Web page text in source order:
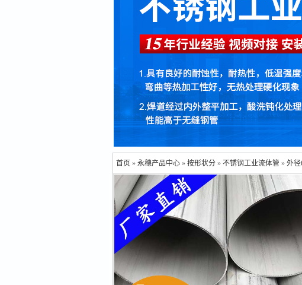
首页 » 永穗产品中心» 按形状分» 不锈钢工业流体管 » 外径